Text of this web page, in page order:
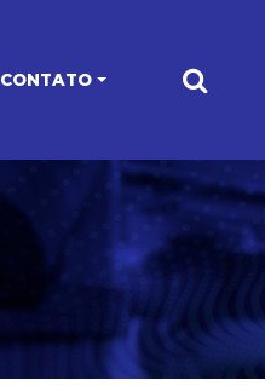
CONTATO